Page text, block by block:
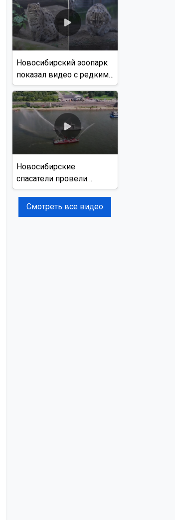
Новосибирский зоопарк
показал видео с редким
виверровым котом
Новосибирские
спасатели провели
учения на реке Обь
Смотреть все видео